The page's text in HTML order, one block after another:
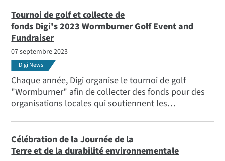
Tournoi de golf et collecte de
fonds Digi's 2023 Wormburner Golf Event and
Fundraiser
07 septembre 2023
Digi News
Chaque année, Digi organise le tournoi de golf
"Wormburner" afin de collecter des fonds pour des
organisations locales qui soutiennent les
Célébration de la Journée de la
Terre et de la durabilité environnementale